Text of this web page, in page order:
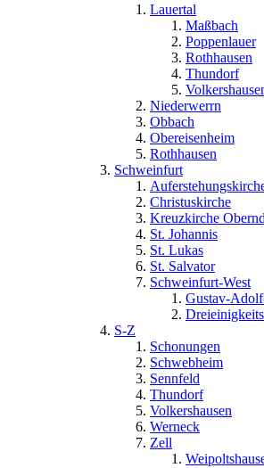
Lauertal
Maßbach
Poppenlauer
Rothhausen
Thundorf
Niederwerrn
Obbach
Obereisenheim
Rothhausen
Schweinfurt
Christuskirche
Kreuzkirche
St. Johannis
St. Lukas
St. Salvator
Schweinfurt-West
Gustav-
S-Z
Schonungen
Schwebheim
Sennfeld
Thundorf
Volkershausen
Werneck
Zell